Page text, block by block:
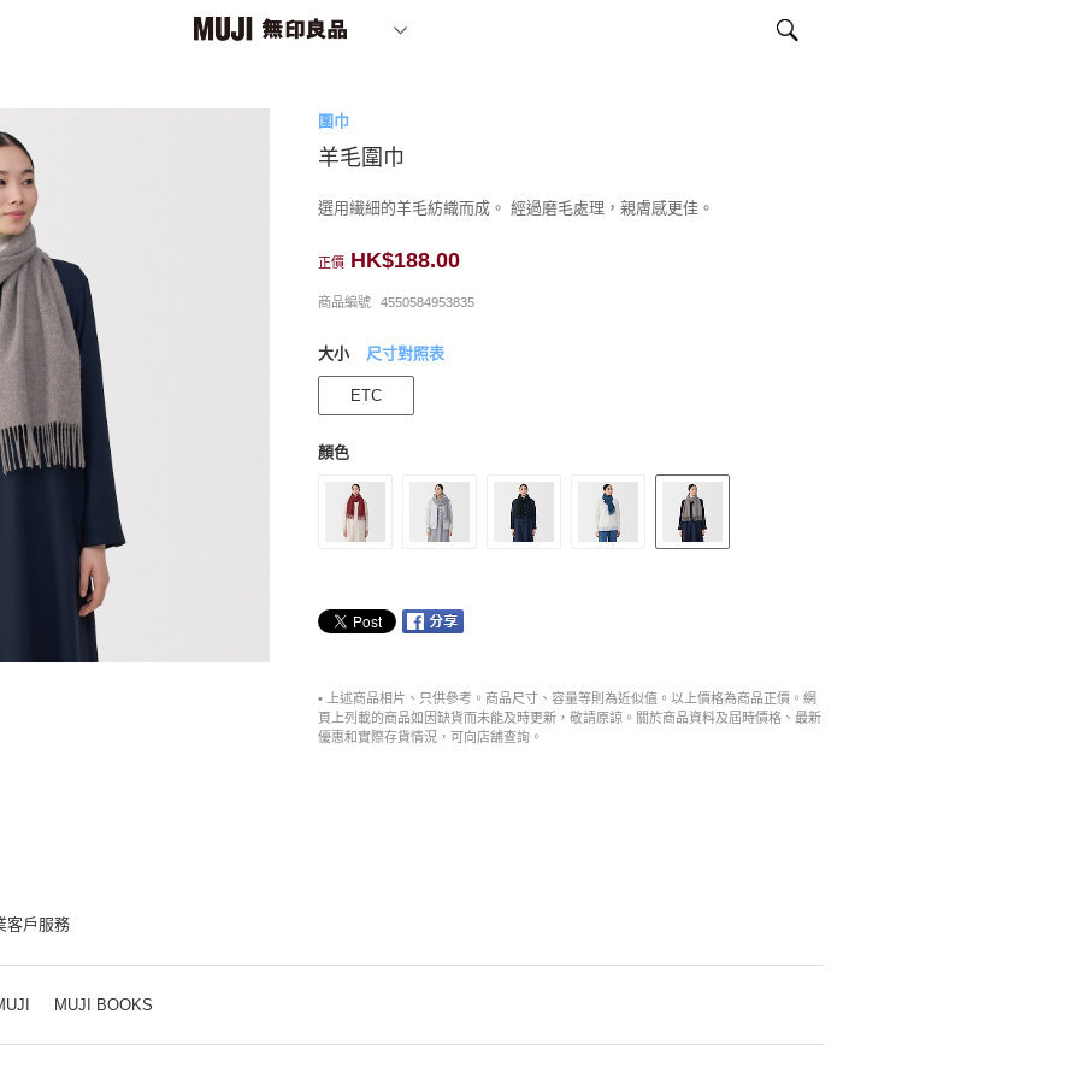
圍巾
羊毛圍巾
選用繊細的羊毛紡織而成。 經過磨毛處理，親膚感更佳。
正價 HK$188.00
商品編號 4550584953835
大小 尺寸對照表
ETC
顏色
• 上述商品相片、只供參考。商品尺寸、容量等則為近似值。以上價格為商品正價。網
頁上列載的商品如因缺貨而未能及時更新，敬請原諒。關於商品資料及屆時價格、最新
優惠和實際存貨情況，可向店舖查詢。
客戶服務
MUJI BOOKS